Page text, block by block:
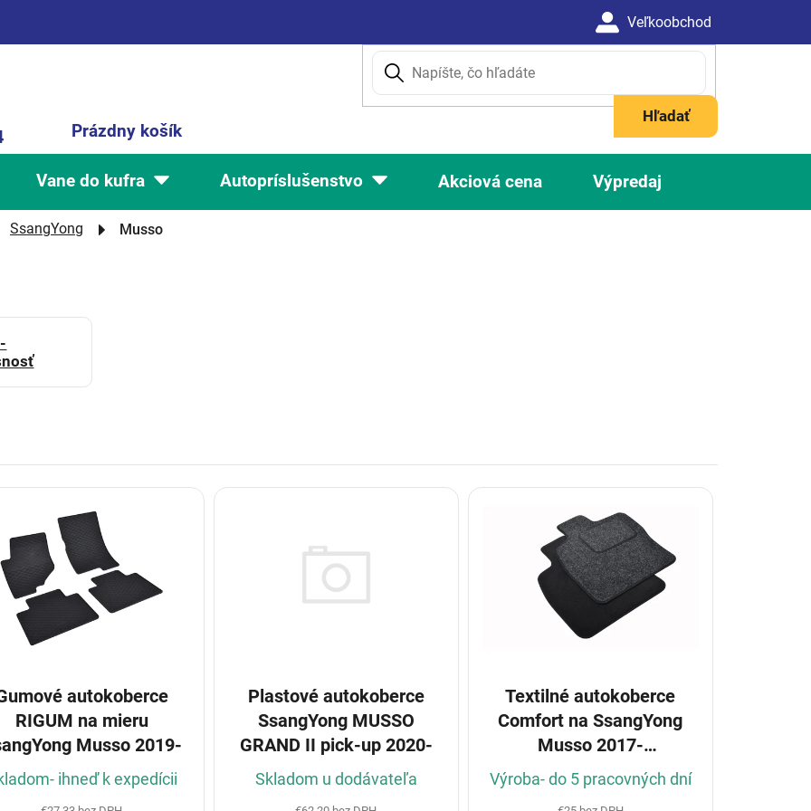
Hľadať
Nákupný
košík
Prázdny košík
Vane do kufra Autopríslušenstvo Akciová cena Výpredaj
SsangYong Musso
autokoberce
RIGUM na mieru
Musso 2019-
ihneď k expedícii
Plastové autokoberce
SsangYong MUSSO
GRAND II pick-up 2020-
Skladom u dodávateľa
Textilné autokoberce
Comfort na SsangYong
Musso 2017-
(Konfigurátor)
Výroba- do 5 pracovných dní